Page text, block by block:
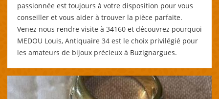
passionnée est toujours à votre disposition pour vous
conseiller et vous aider à trouver la pièce parfaite.
Venez nous rendre visite à 34160 et découvrez pourquoi
MEDOU Louis, Antiquaire 34 est le choix privilégié pour
les amateurs de bijoux précieux à Buzignargues.